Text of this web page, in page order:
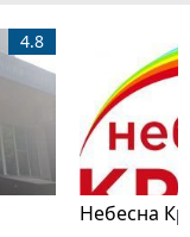
4.8
Небесна